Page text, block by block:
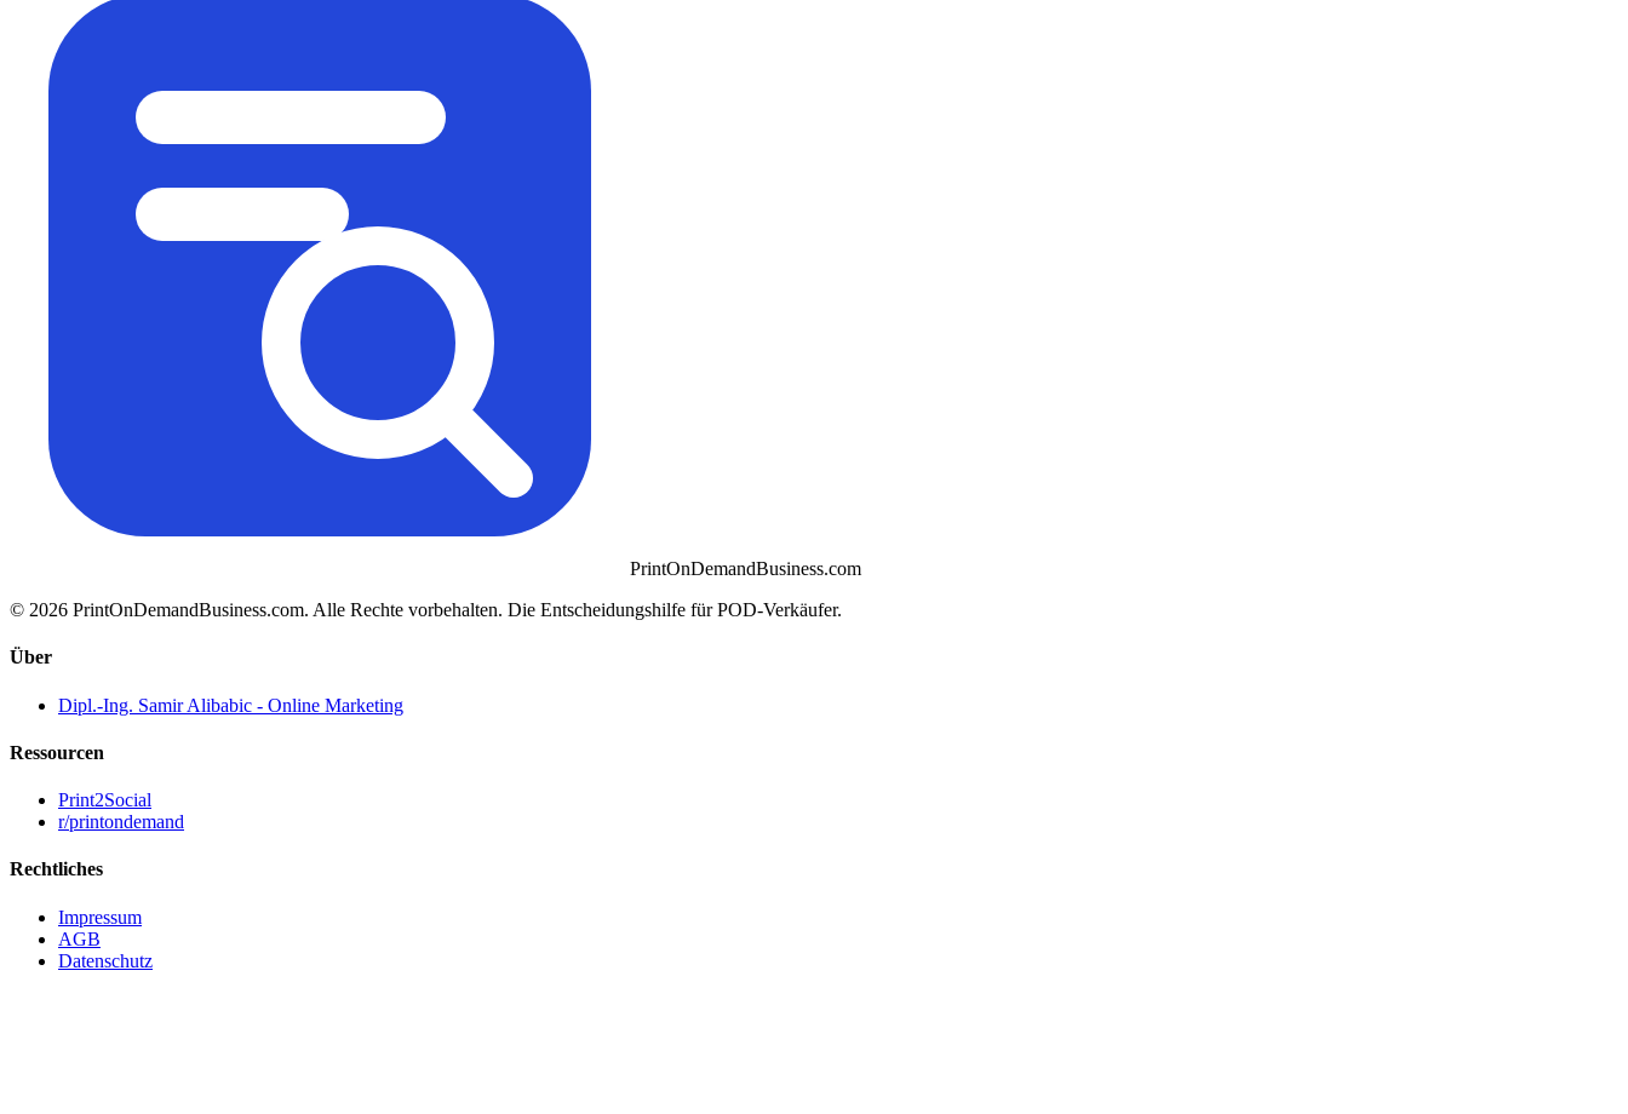
PrintOnDemandBusiness.com
© 2026 PrintOnDemandBusiness.com. Alle Rechte vorbehalten. Die Entscheidungshilfe für POD-Verkäufer.
Über
Dipl.-Ing. Samir Alibabic - Online Marketing
Ressourcen
Print2Social
r/printondemand
Rechtliches
Impressum
AGB
Datenschutz